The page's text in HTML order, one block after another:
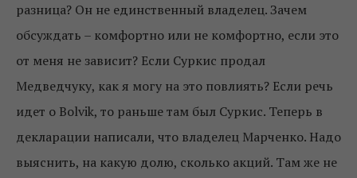
разница? Он не единственный владелец. Зачем
обсуждать – комфортно или не комфортно, если это
от меня не зависит? Если Суркис продал
Медведчуку, как я могу на это повлиять? Если речь
идет о Bolvik, то раньше там был Суркис. Теперь в
декларации написали, что владелец Марченко. Надо
выяснить, на какую долю, сколько акций. Там же не